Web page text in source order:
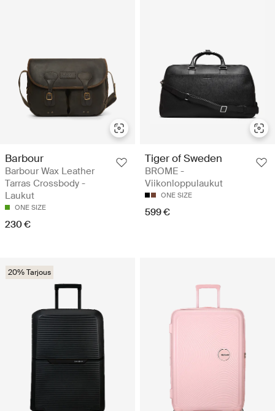
Barbour
Barbour Wax Leather
Tarras Crossbody -
Laukut
ONE SIZE
230 €
Tiger of Sweden
BROME -
Viikonloppulaukut
ONE SIZE
599 €
20% Tarjous